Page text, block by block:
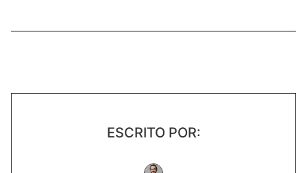
ESCRITO POR: